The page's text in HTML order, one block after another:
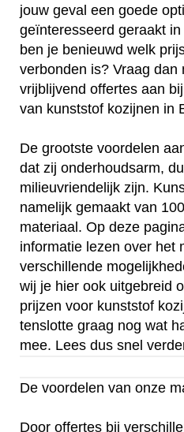
jouw geval een goede
geïnteresseerd geraakt
ben je benieuwd welk
verbonden is? Vraag dan
vrijblijvend offertes aan
van kunststof kozijnen in
De grootste voordelen
dat zij onderhoudsarm,
milieuvriendelijk zijn.
namelijk gemaakt van
materiaal. Op deze
informatie lezen over het
verschillende
wij je hier ook uitgebreid
prijzen voor kunststof
tenslotte graag nog wat
mee. Lees dus snel
De voordelen van onze
Door offertes bij